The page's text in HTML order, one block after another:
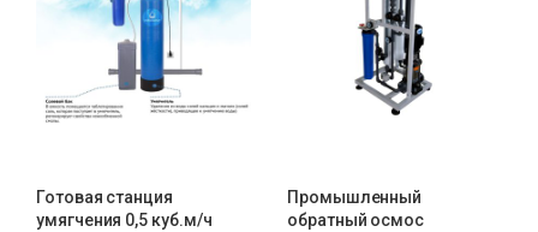
Готовая станция
умягчения 0,5 куб.м/ч
Промышленный
обратный осмос